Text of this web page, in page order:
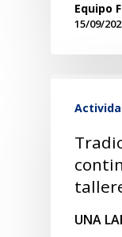
Equipo
15/09/
UNA